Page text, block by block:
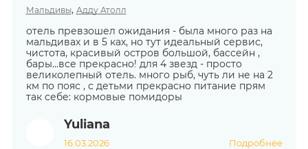
Мальдивы, Адду Атолл
отель превзошел ожидания - была много раз на
мальдивах и в 5 ках, но тут идеальный сервис,
чистота, красивый остров большой, бассейн ,
бары...все прекрасно! для 4 звезд - просто
великолепный отель. много рыб, чуть ли не на 2
км по пояс , с детьми прекрасно питание прям
так себе: кормовые помидоры
Yuliana
16.03.2026 Подробнее